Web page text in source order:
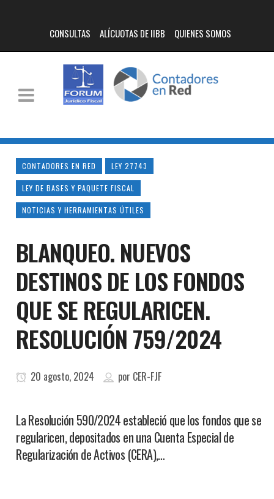
CONSULTAS ALÍCUOTAS DE IIBB QUIENES SOMOS
CONTADORES EN RED LEY 27743
LEY DE BASES Y PAQUETE FISCAL
NOTICIAS Y HERRAMIENTAS ÚTILES
BLANQUEO. NUEVOS
DESTINOS DE LOS FONDOS
QUE SE REGULARICEN.
RESOLUCIÓN 759/2024
20 agosto, 2024 por CER-FJF
La Resolución 590/2024 estableció que los fondos que se
regularicen, depositados en una Cuenta Especial de
Regularización de Activos (CERA),…